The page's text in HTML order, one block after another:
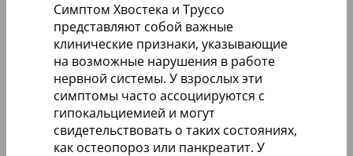
Симптом Хвостека и Труссо
представляют собой важные
клинические признаки, указывающие
на возможные нарушения в работе
нервной системы. У взрослых эти
симптомы часто ассоциируются с
гипокальциемией и могут
свидетельствовать о таких состояниях,
как остеопороз или панкреатит. У